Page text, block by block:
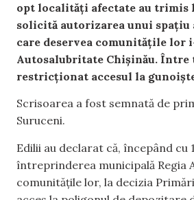
opt localități afectate au trimis
solicită autorizarea unui
care deservea comunitățile lor
Autosalubritate Chișinău. Între
restricționat accesul la
Scrisoarea a fost semnată de
Suruceni.
Edilii au declarat că, începând cu
întreprinderea municipală
comunitățile lor, la decizia